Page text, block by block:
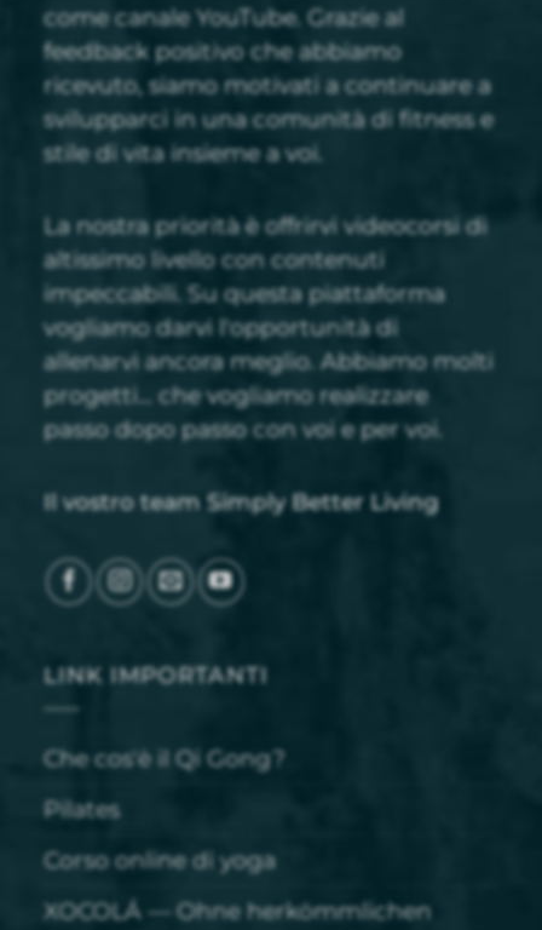
come canale YouTube. Grazie al
feedback positivo che abbiamo
ricevuto, siamo motivati a continuare a
svilupparci in una comunità di fitness e
stile di vita insieme a voi.
La nostra priorità è offrirvi videocorsi di
altissimo livello con contenuti
impeccabili. Su questa piattaforma
vogliamo darvi l'opportunità di
allenarvi ancora meglio. Abbiamo molti
progetti... che vogliamo realizzare
passo dopo passo con voi e per voi.
Il vostro team Simply Better Living
LINK IMPORTANTI
Che cos'è il Qi Gong?
Pilates
Corso online di yoga
XOCOLÁ — Ohne herkömmlichen